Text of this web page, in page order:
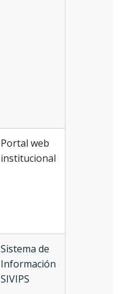
Portal web
institucional
Sistema de
Información
SIVIPS